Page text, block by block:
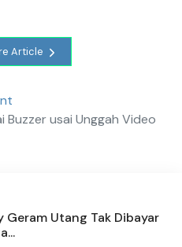
Article
Buzzer usai Unggah Video
Geram Utang Tak Dibayar